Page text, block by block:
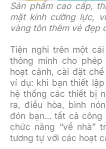
Sản phẩm cao cấp,
mặt kính cường lực,
vàng tôn thêm vẻ đẹp
Tiện nghi trên một
thông minh cho
hoạt cảnh, cài đặt
ví dụ: khi bạn thiết lập
hệ thống các thiết bị
ra, điều hòa, bình
đón bạn… tất cả công
chức năng “về nhà”
tương tự với các hoạt